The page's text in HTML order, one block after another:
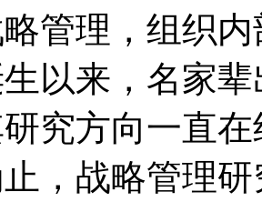
略管理，组织
以来，名家
究方向一直
止，战略管理